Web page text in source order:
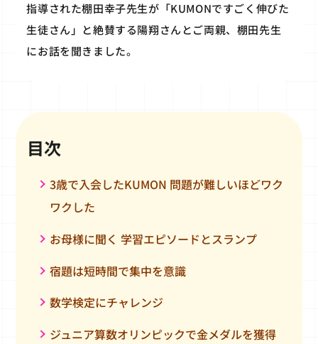
指導された棚田幸子先生が「KUMONですごく伸びた
生徒さん」と絶賛する陽翔さんとご両親、棚田先生
にお話を聞きました。
目次
3歳で入会したKUMON 問題が難しいほどワク
ワクした
お母様に聞く 学習エピソードとスランプ
宿題は短時間で集中を意識
数学検定にチャレンジ
ジュニア算数オリンピックで金メダルを獲得